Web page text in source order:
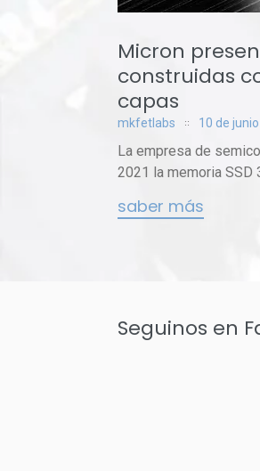
Micron
construidas
capas
mkfetlabs 10 de
La empresa de
2021 la memoria SSD
saber más
Seguinos en